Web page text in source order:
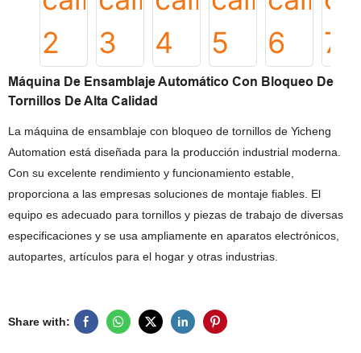
Máquina De Ensamblaje Automático Con Bloqueo De
Tornillos De Alta Calidad
La máquina de ensamblaje con bloqueo de tornillos de Yicheng
Automation está diseñada para la producción industrial moderna.
Con su excelente rendimiento y funcionamiento estable,
proporciona a las empresas soluciones de montaje fiables. El
equipo es adecuado para tornillos y piezas de trabajo de diversas
especificaciones y se usa ampliamente en aparatos electrónicos,
autopartes, artículos para el hogar y otras industrias.
Share with: